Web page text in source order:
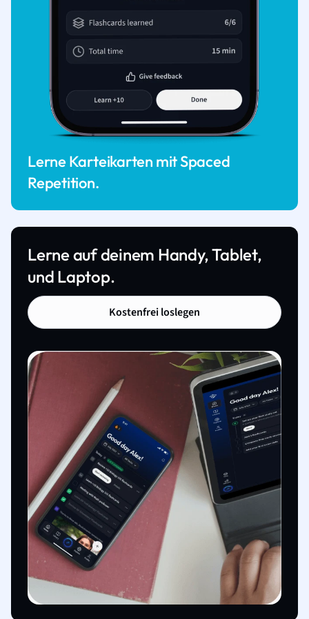
Lerne Karteikarten mit Spaced
Repetition.
Lerne auf deinem Handy, Tablet,
und Laptop.
Kostenfrei loslegen